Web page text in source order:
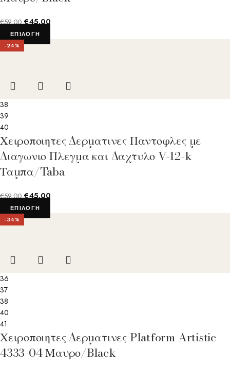
€59.00 €45.00
ΕΠΙΛΟΓΉ
-24%
38
39
40
Χειροποιητες Δερματινες Παντοφλες με
Διαγωνιο Πλεγμα και Δαχτυλο V-12-k
Ταμπα/Taba
€59.00 €45.00
ΕΠΙΛΟΓΉ
-34%
36
37
38
40
41
Χειροποιητες Δερματινες Platform Artistic
4333-04 Μαυρο/Black